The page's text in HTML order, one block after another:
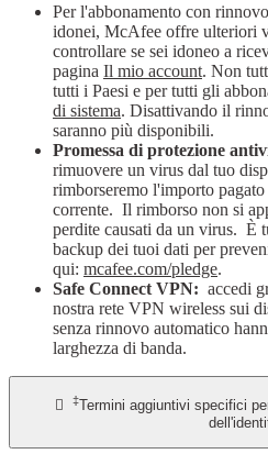
Per l'abbonamento con
idonei, McAfee offre ulteriori
controllare se sei idoneo a
pagina Il mio account. Non
tutti i Paesi e per tutti gli
di sistema. Disattivando il
saranno più disponibili.
Promessa di protezione
rimuovere un virus dal tuo
rimborseremo l'importo
corrente. Il rimborso non si
perdite causati da un virus. È
backup dei tuoi dati per
qui: mcafee.com/pledge.
Safe Connect VPN: accedi
nostra rete VPN wireless sui
senza rinnovo automatico
larghezza di banda.
 ‡Termini aggiuntivi specifici